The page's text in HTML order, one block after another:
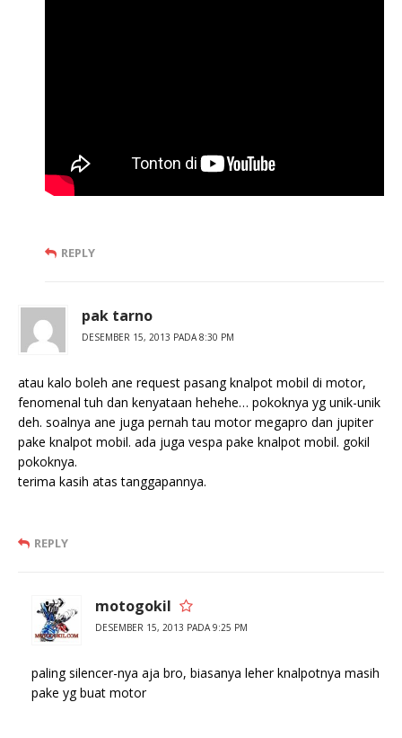
REPLY
pak tarno
DESEMBER 15, 2013 PADA 8:30 PM
atau kalo boleh ane request pasang knalpot mobil di motor,
fenomenal tuh dan kenyataan hehehe… pokoknya yg unik-unik
deh. soalnya ane juga pernah tau motor megapro dan jupiter
pake knalpot mobil. ada juga vespa pake knalpot mobil. gokil
pokoknya.
terima kasih atas tanggapannya.
REPLY
motogokil
DESEMBER 15, 2013 PADA 9:25 PM
paling silencer-nya aja bro, biasanya leher knalpotnya masih
pake yg buat motor